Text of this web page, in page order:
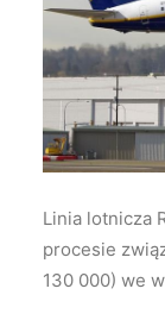
Linia lotnicza
procesie
130 000) we